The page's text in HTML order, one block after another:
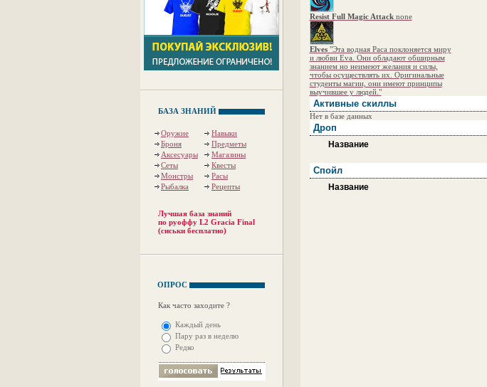
БАЗА ЗНАНИЙ
Оружие
Навыки
Броня
Предметы
Аксесуары
Магазины
Сеты
Квесты
Монстры
Расы
Рыбалка
Рецепты
Лучшая база знаний
по руоффу L2 Gracia Final
(сиськи бесплатно)
ОПРОС
Как часто заходите ?
Каждый день
Пару раз в неделю
Редко
Resist Full Magic Attacknone
Elves"Эта водная Раса поклоняется миру
и любви Eva. Они обладают обширным
знанием но неимеют желания и силы,
чтобы осуществлять их. Оригинальные
студенты магии, они имеют принципы
выучившее у людей."
Активные скиллы
Нет в базе данных
Дроп
Название
Спойл
Название